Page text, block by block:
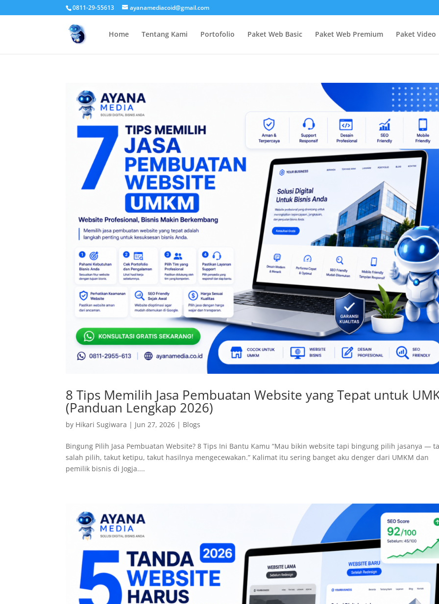
0811-29-55613 ayanamediacoid@gmail.com
Home Tentang Kami Portofolio Paket Web Basic Paket Web Premium Paket Video
8 Tips Memilih Jasa Pembuatan Website yang Tepat untuk
(Panduan Lengkap 2026)
by Hikari Sugiwara | Jun 27, 2026 | Blogs
Bingung Pilih Jasa Pembuatan Website? 8 Tips Ini Bantu Kamu “Mau bikin website tapi bingung pilih jasanya —
salah pilih, takut ketipu, takut hasilnya mengecewakan.” Kalimat itu sering banget aku denger dari UMKM dan
pemilik bisnis di Jogja....